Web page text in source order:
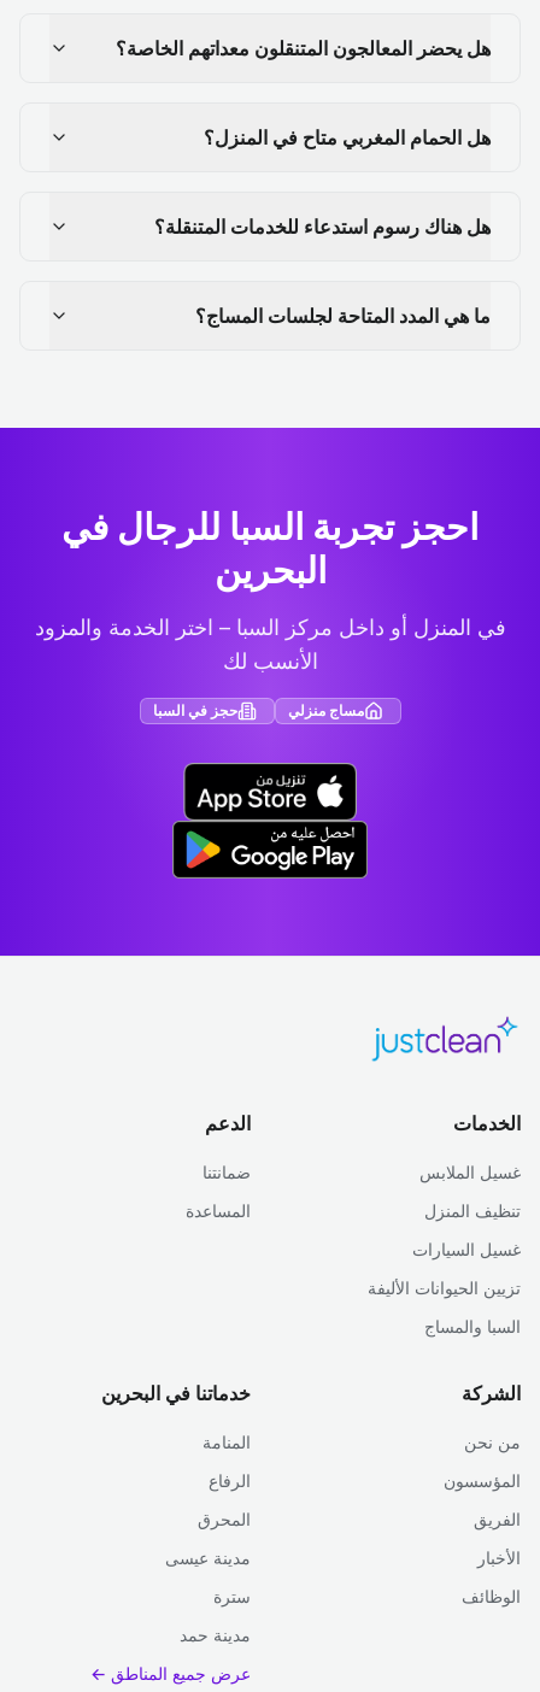
هل يحضر المعالجون المتنقلون معداتهم الخاصة؟
هل الحمام المغربي متاح في المنزل؟
هل هناك رسوم استدعاء للخدمات المتنقلة؟
ما هي المدد المتاحة لجلسات المساج؟
احجز تجربة السبا للرجال في
البحرين
في المنزل أو داخل مركز السبا – اختر الخدمة والمزود
الأنسب لك
مساج منزلي حجز في السبا
الخدمات
غسيل الملابس
تنظيف المنزل
غسيل السيارات
تزيين الحيوانات الأليفة
السبا والمساج
الدعم
ضمانتنا
المساعدة
الشركة
من نحن
المؤسسون
الفريق
الأخبار
الوظائف
خدماتنا في البحرين
المنامة
الرفاع
المحرق
مدينة عيسى
سترة
مدينة حمد
عرض جميع المناطق ←